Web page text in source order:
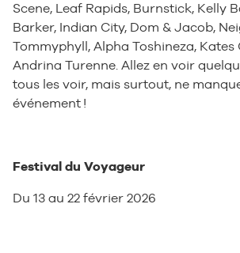
Scene, Leaf Rapids, Burnstick, Kelly
Barker, Indian City, Dom & Jacob,
Tommyphyll, Alpha Toshineza, Kates
Andrina Turenne. Allez en voir
tous les voir, mais surtout, ne
événement !
Festival du Voyageur
Du 13 au 22 février 2026